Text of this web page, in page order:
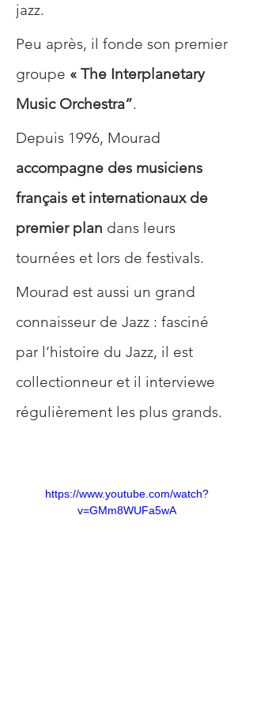
jazz.
Peu après, il fonde son premier
groupe « The Interplanetary
Music Orchestra”.
Depuis 1996, Mourad
accompagne des musiciens
français et internationaux de
premier plan dans leurs
tournées et lors de festivals.
Mourad est aussi un grand
connaisseur de Jazz : fasciné
par l’histoire du Jazz, il est
collectionneur et il interviewe
régulièrement les plus grands.
https://www.youtube.com/watch?
v=GMm8WUFa5wA